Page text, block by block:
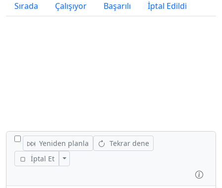
Sırada
Çalışıyor Başarılı İptal Edildi
TÜM IŞLERI GIZLE/GÖSTER
Yeniden planla
Tekrar dene
İptal Et
İşlemleri Gizle/Göster